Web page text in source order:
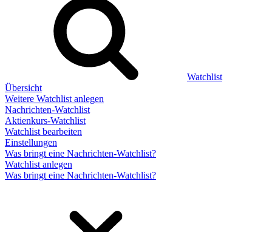
Watchlist
Übersicht
Weitere Watchlist anlegen
Nachrichten-Watchlist
Aktienkurs-Watchlist
Watchlist bearbeiten
Einstellungen
Was bringt eine Nachrichten-Watchlist?
Watchlist anlegen
Was bringt eine Nachrichten-Watchlist?